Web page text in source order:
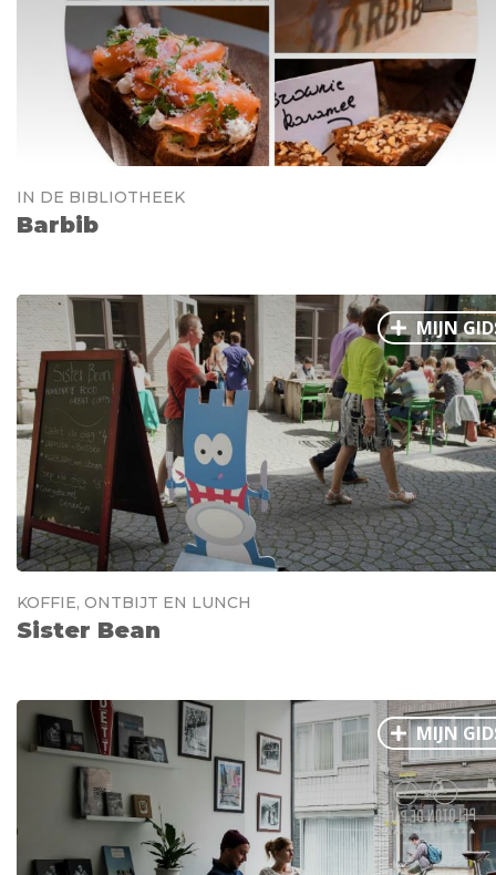
IN DE BIBLIOTHEEK
Barbib
MIJN
KOFFIE, ONTBIJT EN LUNCH
Sister Bean
MIJN